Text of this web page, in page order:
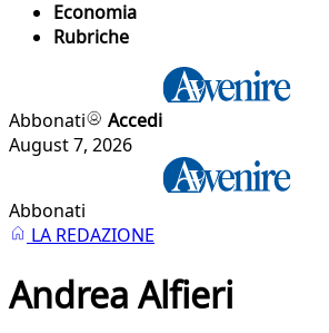
Economia
Rubriche
Abbonati
Accedi
August 7, 2026
Abbonati
LA REDAZIONE
Andrea Alfieri